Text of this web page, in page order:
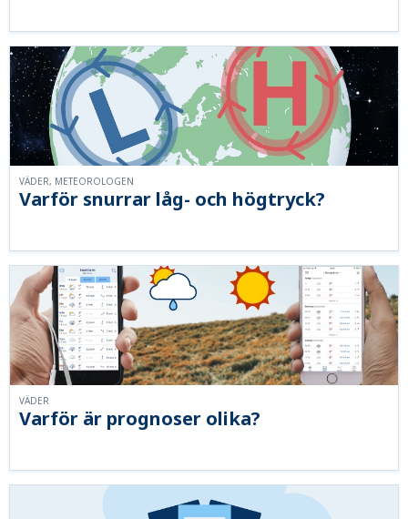
Varför snurrar låg- och högtryck?
VÄDER, METEOROLOGEN
Varför är prognoser olika?
VÄDER